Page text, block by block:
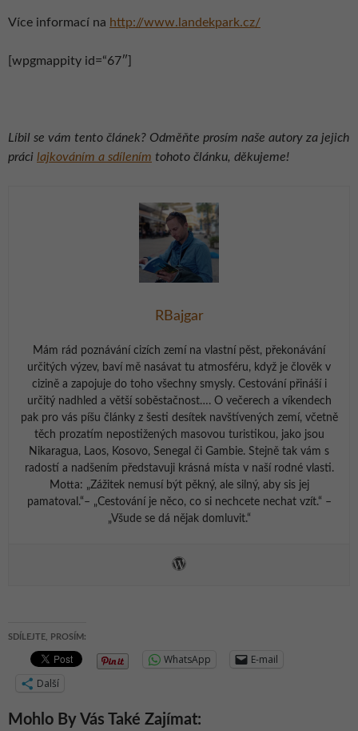
Více informací na http://www.landekpark.cz/
[wpgmappity id=“67″]
Líbil se vám tento článek? Odměňte prosím naše autory za jejich
práci lajkováním a sdílením tohoto článku, děkujeme!
RBajgar
Mám rád poznávání cizích zemí na vlastní pěst, překonávání
určitých výzev, baví mě nasávat tu atmosféru, když je člověk v
cizině a zapojuje do toho všechny smysly. Cestování přináší i
určitý nadhled a větší soběstačnost…. O večerech a víkendech
pak pro vás píšu články z šesti desítek navštívených zemí, včetně
těch prozatím nepostižených masovou turistikou, jako jsou
Nikaragua, Laos, Kosovo, Senegal či Gambie. Stejně tak vám s
radostí a nadšením představuji krásná místa v naší rodné vlasti.
Motta: „Zážitek nemusí být pěkný, ale silný, aby sis jej
pamatoval.“– „Cestování je něco, co si nechcete nechat vzít.“ –
„Všude se dá nějak domluvit.“
SDÍLEJTE, PROSÍM:
WhatsApp
E-mail
Další
Mohlo By Vás Také Zajímat: